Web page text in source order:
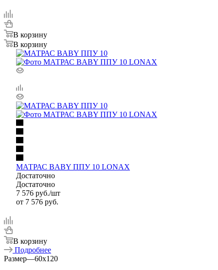
В корзину
В корзину
МАТРАС BABY ППУ 10 LONAX
Достаточно
Достаточно
7 576 руб./шт
от 7 576 руб.
В корзину
Подробнее
Размер—60x120